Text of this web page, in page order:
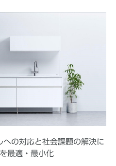
の対応と社会課題の解決に
最適・最小化